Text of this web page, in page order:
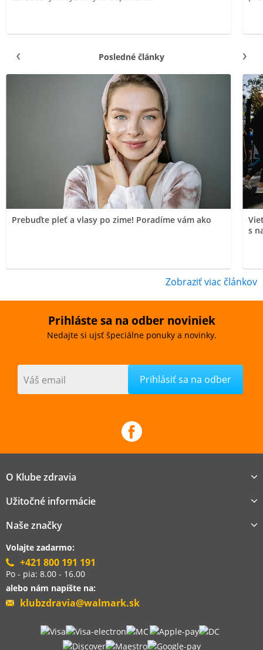
Posledné články
Prebuďte pleť a vlasy po zime! Poradíme vám ako
s
Zobraziť viac článkov
Prihláste sa na odber noviniek
Nedajte si ujsť špeciálne ponuky a novinky.
Váš email
O Klube zdravia
Užitočné informácie
Naše značky
Volajte zadarmo:
+421 800 191 191
Po - pia: 8.00 - 16.00
alebo nám napíšte na:
klubzdravia@walmark.sk